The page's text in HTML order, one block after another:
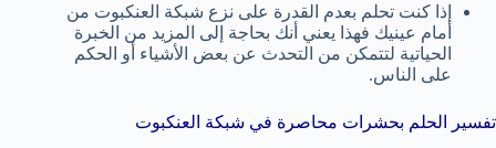
إذا كنت تحلم بعدم القدرة على نزع شبكة العنكبوت من
أمام عينيك فهذا يعني أنك بحاجة إلى المزيد من الخبرة
الحياتية لتتمكن من التحدث عن بعض الأشياء أو الحكم
على الناس.
تفسير الحلم بحشرات محاصرة في شبكة العنكبوت